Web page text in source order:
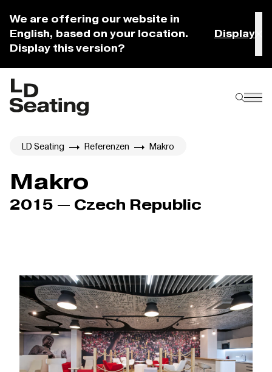
We are offering our website in
English, based on your location.
Display this version?
Display
LD Seating Referenzen Makro
Makro
2015 — Czech Republic